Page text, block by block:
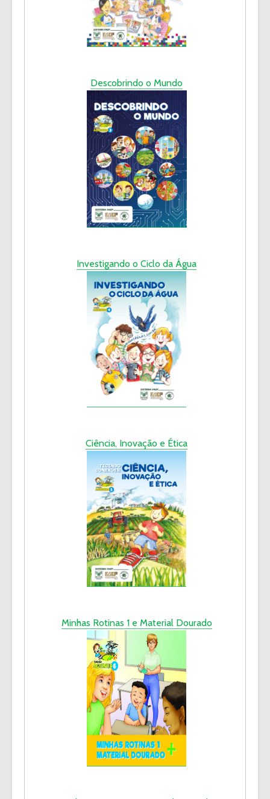
Descobrindo o Mundo
Investigando o Ciclo da Água
Ciência, Inovação e Ética
Minhas Rotinas 1 e Material Dourado